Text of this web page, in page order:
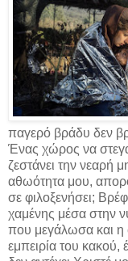
παγερό βράδυ δεν
Ένας χώρος να
ζεστάνει την νεαρή
αθωότητα μου,
σε φιλοξενήσει;
χαμένης μέσα στην
που μεγάλωσα και η
εμπειρία του κακού,